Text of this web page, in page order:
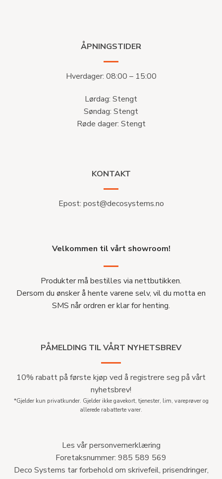
ÅPNINGSTIDER
Hverdager: 08:00 – 15:00
Lørdag: Stengt
Søndag: Stengt
Røde dager: Stengt
KONTAKT
Epost: post@decosystems.no
Velkommen til vårt showroom!
Produkter må bestilles via nettbutikken.
Dersom du ønsker å hente varene selv, vil du motta en
SMS når ordren er klar for henting.
PÅMELDING TIL VÅRT NYHETSBREV
10% rabatt på første kjøp ved å registrere seg på vårt
nyhetsbrev!
*Gjelder kun privatkunder. Gjelder ikke gavekort, tjenester, lim, vareprøver og
allerede rabatterte varer.
Les vår personvernerklæring
Foretaksnummer: 985 589 569
Deco Systems tar forbehold om skrivefeil, prisendringer,